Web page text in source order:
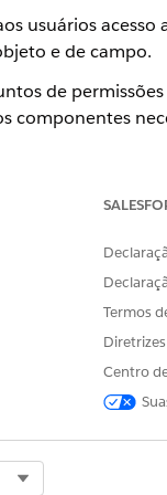
usuários
e de campo.
de
componentes
perfil para
RESOLVEU SEU
podermos
Termos
Centro